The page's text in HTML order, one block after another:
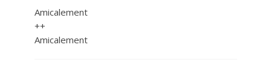
Amicalement
++
Amicalement